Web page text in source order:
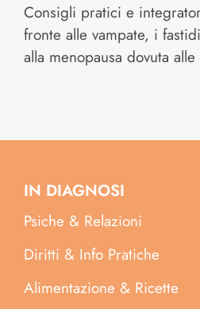
Consigli pratici e
fronte alle vampate, i
alla menopausa dovuta
IN DIAGNOSI
Psiche & Relazioni
Diritti & Info Pratiche
Alimentazione & Ricette